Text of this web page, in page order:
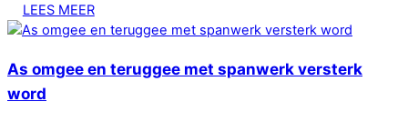
LEES MEER
As omgee en teruggee met spanwerk versterk
word